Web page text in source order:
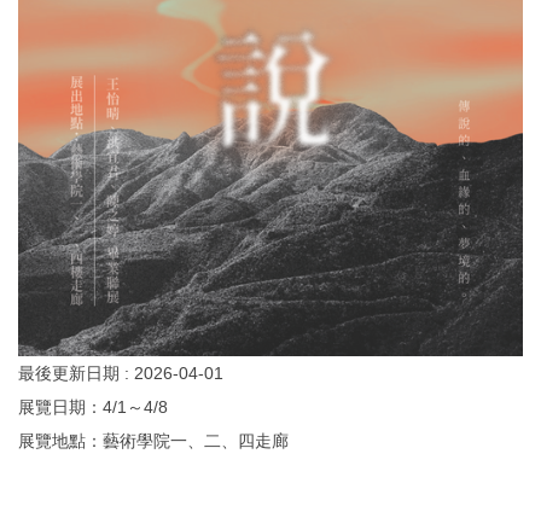
最後更新日期 : 2026-04-01
展覽日期：4/1～4/8
展覽地點：藝術學院一、二、四走廊